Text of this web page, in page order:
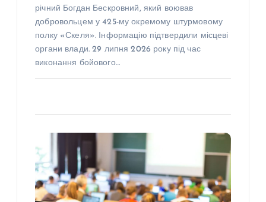
річний Богдан Бескровний, який воював
добровольцем у 425-му окремому штурмовому
полку «Скеля». Інформацію підтвердили місцеві
органи влади. 29 липня 2026 року під час
виконання бойового…